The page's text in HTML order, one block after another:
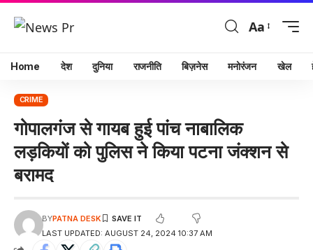
Aa
Home देश दुनिया राजनीति बिज़नेस मनोरंजन खेल
CRIME
गोपालगंज से गायब हुई पांच नाबालिक
लड़कियों को पुलिस ने किया पटना जंक्शन से
बरामद
LAST UPDATED: AUGUST 24, 2024 10:37 AM
BYPATNA DESK